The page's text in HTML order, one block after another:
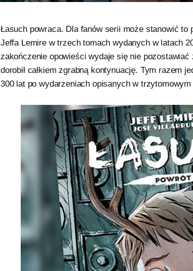
Łasuch powraca. Dla fanów serii może stanowić
Jeffa Lemire w trzech tomach wydanych w latach
zakończenie opowieści wydaje się nie
dorobił całkiem zgrabną kontynuację. Tym razem
300 lat po wydarzeniach opisanych w